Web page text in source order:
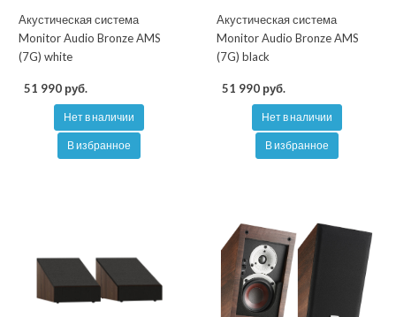
Акустическая система
Monitor Audio Bronze AMS
(7G) white
51 990 руб.
Нет в наличии
В избранное
Акустическая система
Monitor Audio Bronze AMS
(7G) black
51 990 руб.
Нет в наличии
В избранное